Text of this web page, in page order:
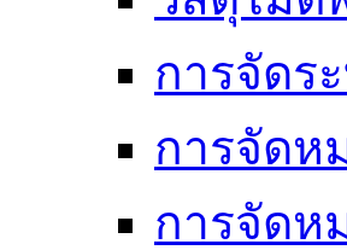
การจัดร
การจัดห
การจัดห